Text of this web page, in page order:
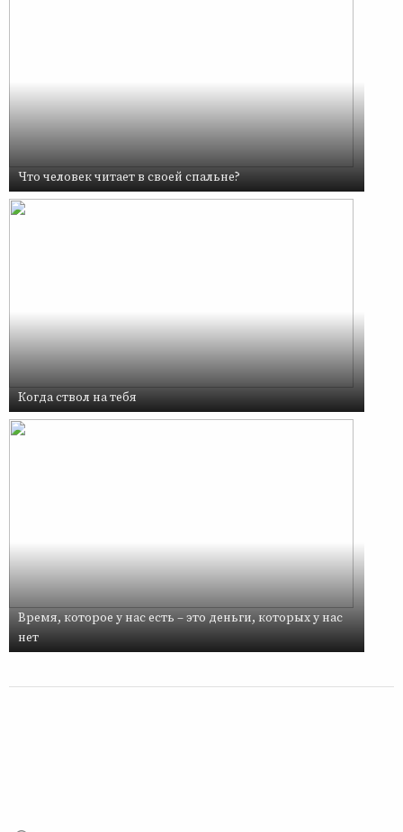
Что человек читает в своей спальне?
Когда ствол на тебя
Время, которое у нас есть – это деньги, которых у нас
нет